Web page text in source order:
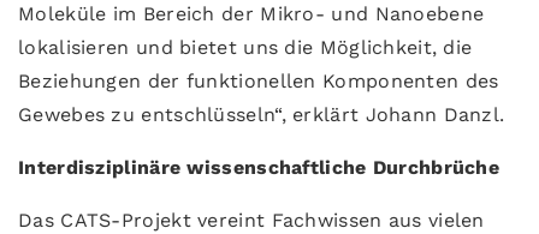
Moleküle im Bereich der Mikro- und Nanoebene
lokalisieren und bietet uns die Möglichkeit, die
Beziehungen der funktionellen Komponenten des
Gewebes zu entschlüsseln“, erklärt Johann Danzl.
Interdisziplinäre wissenschaftliche Durchbrüche
Das CATS-Projekt vereint Fachwissen aus vielen